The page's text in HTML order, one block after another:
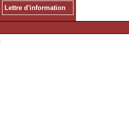
Lettre d'information